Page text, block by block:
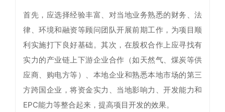
首先，应选择经验丰富、对当地业务熟悉的财务、法
律、环境和融资等顾问团队开展前期工作，为项目顺
利实施打下良好基础。其次，在股权合作上应寻找有
实力的产业链上下游企业合作（如天然气、煤炭等供
应商、购电方等）、本地企业和熟悉本地市场的第三
方跨国企业，将资金实力、当地影响力、开发能力和
EPC能力等整合起来，提高项目开发的效果。